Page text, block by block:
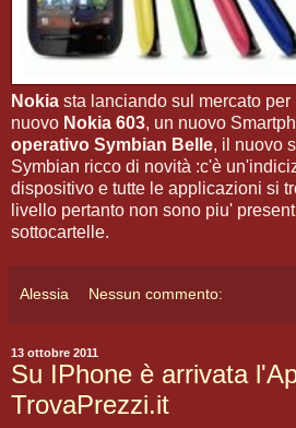
Nokia sta lanciando sul mercato per
nuovo Nokia 603, un nuovo
operativo Symbian Belle, il nuovo
Symbian ricco di novità :c'è
dispositivo e tutte le applicazioni si
livello pertanto non sono piu'
sottocartelle.
Alessia Nessun commento:
13 ottobre 2011
Su IPhone è arrivata
TrovaPrezzi.it